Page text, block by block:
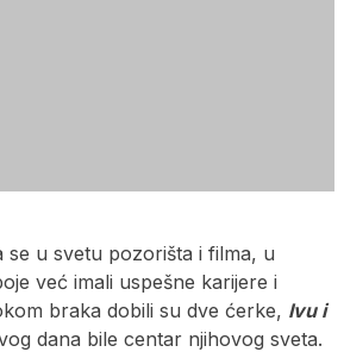
se u svetu pozorišta i filma, u
već imali uspešne karijere i
braka dobili su dve ćerke, Ivu i
dana bile centar njihovog sveta.